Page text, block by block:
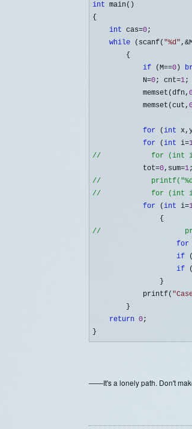
int main()
{
int cas=0;
while (scanf( "%d" ,&
        {
if (M==0)
            N
=0; cnt=1;
            memset(dfn,
            memset(cut,
for (int
for (int i=
//
for (int
            tot=
0,sum=1
//
//
for (int
for (int i=
//
for
if
if
                }
            printf(
"
        }
return 0;
}
——It's a lonely path. Don't